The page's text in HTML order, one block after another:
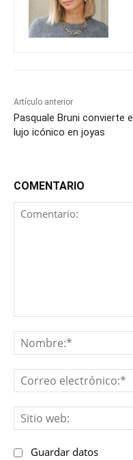
Artículo anterior
Pasquale Bruni convierte el
lujo icónico en joyas
COMENTARIO
Guardar datos